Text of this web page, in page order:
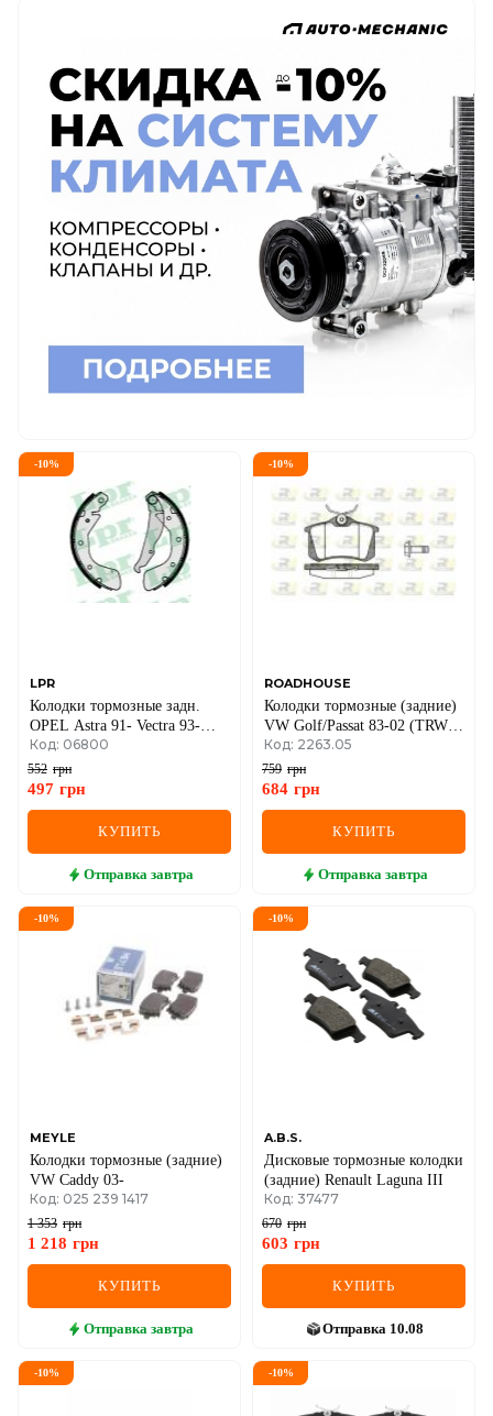
-10%
LPR
Колодки тормозные задн.
OPEL Astra 91- Vectra 93-
(200*46)
Код: 06800
552 грн
497 грн
КУПИТЬ
Отправка завтра
-10%
ROADHOUSE
Колодки тормозные (задние)
VW Golf/Passat 83-02 (TRW)
(87.6x52.9x16)
Код: 2263.05
759 грн
684 грн
КУПИТЬ
Отправка завтра
-10%
MEYLE
Колодки тормозные (задние)
VW Caddy 03-
Код: 025 239 1417
1 353 грн
1 218 грн
КУПИТЬ
Отправка завтра
-10%
A.B.S.
Дисковые тормозные колодки
(задние) Renault Laguna III
Код: 37477
670 грн
603 грн
КУПИТЬ
Отправка 10.08
-10% -10%